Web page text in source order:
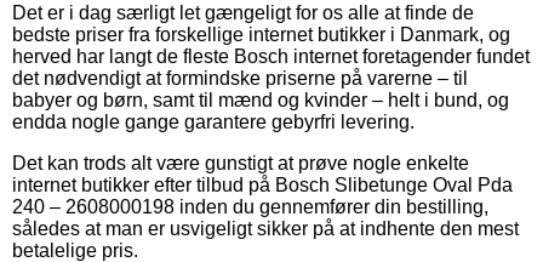
Det er i dag særligt let gængeligt for os alle at finde de
bedste priser fra forskellige internet butikker i Danmark, og
herved har langt de fleste Bosch internet foretagender fundet
det nødvendigt at formindske priserne på varerne – til
babyer og børn, samt til mænd og kvinder – helt i bund, og
endda nogle gange garantere gebyrfri levering.
Det kan trods alt være gunstigt at prøve nogle enkelte
internet butikker efter tilbud på Bosch Slibetunge Oval Pda
240 – 2608000198 inden du gennemfører din bestilling,
således at man er usvigeligt sikker på at indhente den mest
betalelige pris.